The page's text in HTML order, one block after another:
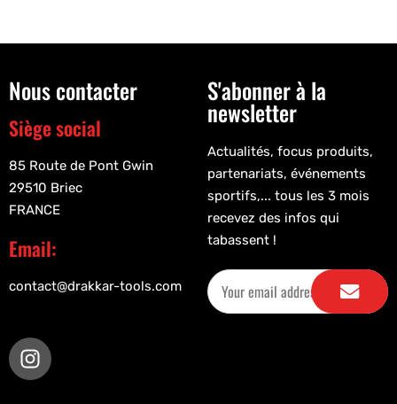
Nous contacter
Siège social
85 Route de Pont Gwin
29510 Briec
FRANCE
Email:
contact@drakkar-tools.com
S'abonner à la
newsletter
Actualités, focus produits,
partenariats, événements
sportifs,... tous les 3 mois
recevez des infos qui
tabassent !